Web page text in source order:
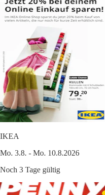
IKEA
Mo. 3.8. - Mo. 10.8.2026
Noch 3 Tage gültig